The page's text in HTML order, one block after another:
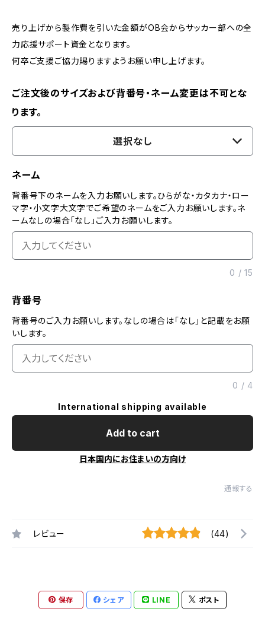
売り上げから製作費を引いた金額がOB会からサッカー部への全
力応援サポート資金となります。
何卒ご支援ご協力賜りますようお願い申し上げます。
ご注文後のサイズおよび背番号・ネーム変更は不可とな
ります。
選択なし
ネーム
背番号下のネームを入力お願いします。ひらがな・カタカナ・ロー
マ字・小文字大文字でご希望のネームをご入力お願いします。ネ
ームなしの場合「なし」ご入力お願いします。
0 /15
背番号
背番号のご入力お願いします。なしの場合は「なし」と記載をお願
いします。
0 / 4
International shipping available
Add to cart
日本国内にお住まいの方向け
通報する
レビュー (44)
保存 シェア LINE ポスト